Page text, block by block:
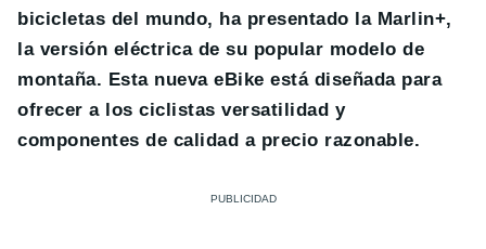
bicicletas del mundo, ha presentado la Marlin+,
la versión eléctrica de su popular modelo de
montaña. Esta nueva eBike está diseñada para
ofrecer a los ciclistas versatilidad y
componentes de calidad a precio razonable.